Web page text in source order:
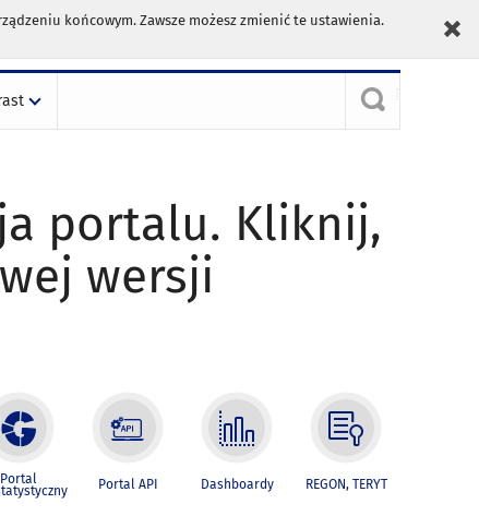
końcowym. Zawsze możesz zmienić te ustawienia.
portalu. Kliknij,
wersji
Portal Portal API Dashboardy REGON, TERYT